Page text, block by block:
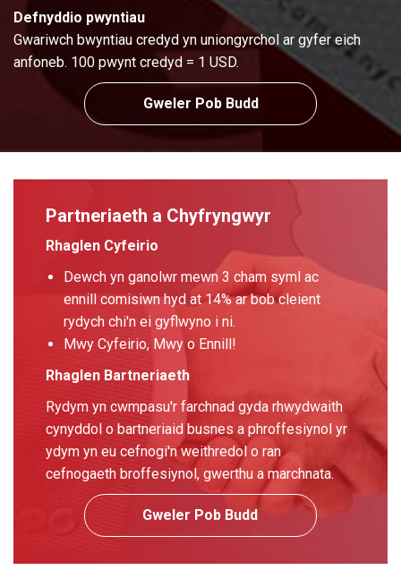
Defnyddio pwyntiau
Gwariwch bwyntiau credyd yn uniongyrchol ar gyfer eich
anfoneb. 100 pwynt credyd = 1 USD.
Gweler Pob Budd
Partneriaeth a Chyfryngwyr
Rhaglen Cyfeirio
Dewch yn ganolwr mewn 3 cham syml ac
ennill comisiwn hyd at 14% ar bob cleient
rydych chi'n ei gyflwyno i ni.
Mwy Cyfeirio, Mwy o Ennill!
Rhaglen Bartneriaeth
Rydym yn cwmpasu'r farchnad gyda rhwydwaith
cynyddol o bartneriaid busnes a phroffesiynol yr
ydym yn eu cefnogi'n weithredol o ran
cefnogaeth broffesiynol, gwerthu a marchnata.
Gweler Pob Budd